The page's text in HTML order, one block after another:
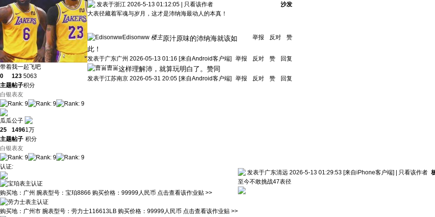
带着我一起飞吧
0
主题
123
帖子
5063
积分
白银表友
沙发
发表于浙江 2026-5-13 01:12:05
只看该作者
大表径藏着军魂与岁月，这才是沛纳海最动人的本真！
举报 反对 赞
Edisonww 楼主原汁原味的沛纳海就该如
此！
发表于广东广州 2026-05-13 01:16 [来自Android客户端] 举报 反对 赞
回复
曺畄这样理解沛，就算玩明白了。赞同
发表于江苏南京 2026-05-31 20:05 [来自Android客户端] 举报 反对 赞 回复
瓜瓜公子
25
主题
1496
帖子
1万
积分
白银表友
认证:
购买地： 广州 腕表型号： 宝珀8866 购买价格： 99999人民币 点击查看该作业贴 >>
购买地： 广州市 腕表型号： 劳力士116613LB 购买价格： 99999人民币 点击查看该作业贴 >>
发表于广东清远 2026-5-13 01:29:53 [来自iPhone客户端]
只看该作者
至今不敢挑战47表径